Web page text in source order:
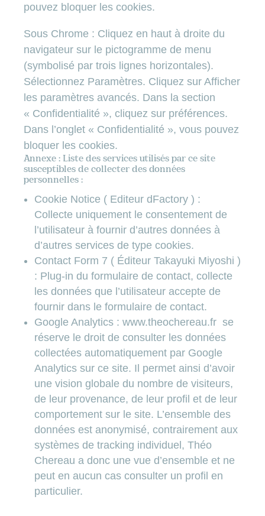
pouvez bloquer les cookies.
Sous Chrome : Cliquez en haut à droite du
navigateur sur le pictogramme de menu
(symbolisé par trois lignes horizontales).
Sélectionnez Paramètres. Cliquez sur Afficher
les paramètres avancés. Dans la section
« Confidentialité », cliquez sur préférences.
Dans l’onglet « Confidentialité », vous pouvez
bloquer les cookies.
Annexe : Liste des services utilisés par ce site
susceptibles de collecter des données
personnelles :
Cookie Notice ( Editeur dFactory ) :
Collecte uniquement le consentement de
l’utilisateur à fournir d’autres données à
d’autres services de type cookies.
Contact Form 7 ( Éditeur Takayuki Miyoshi )
: Plug-in du formulaire de contact, collecte
les données que l’utilisateur accepte de
fournir dans le formulaire de contact.
Google Analytics : www.theochereau.fr se
réserve le droit de consulter les données
collectées automatiquement par Google
Analytics sur ce site. Il permet ainsi d’avoir
une vision globale du nombre de visiteurs,
de leur provenance, de leur profil et de leur
comportement sur le site. L’ensemble des
données est anonymisé, contrairement aux
systèmes de tracking individuel, Théo
Chereau a donc une vue d’ensemble et ne
peut en aucun cas consulter un profil en
particulier.